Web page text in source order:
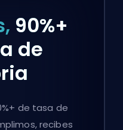
90%+
de
de tasa de
recibes